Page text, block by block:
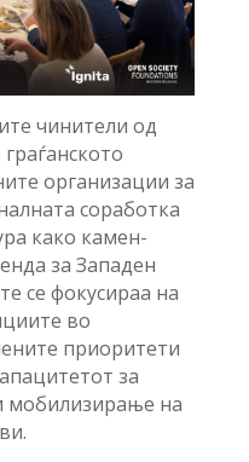
чинители од
организации за
соработка
како камен-
за Западен
се фокусираа на
во
приоритети
за
мобилизирање на